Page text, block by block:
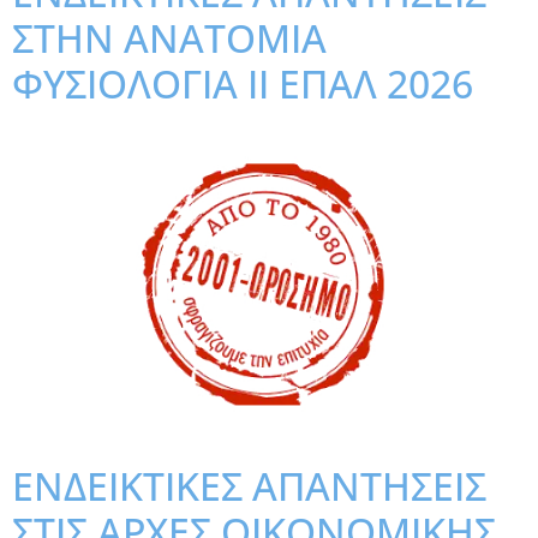
ΣΤΗΝ ΑΝΑΤΟΜΙΑ
ΦΥΣΙΟΛΟΓΙΑ ΙΙ ΕΠΑΛ 2026
ΕΝΔΕΙΚΤΙΚΕΣ ΑΠΑΝΤΗΣΕΙΣ